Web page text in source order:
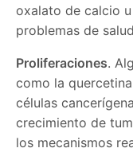
oxalato de calcio
problemas de
Proliferaciones.
como la
células
crecimiento de
los mecanismos